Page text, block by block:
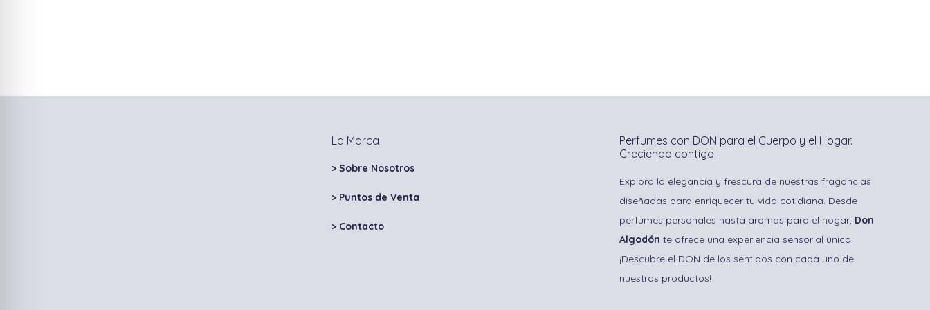
La Marca
> Sobre Nosotros
> Puntos de Venta
> Contacto
Perfumes con DON para el Cuerpo y el Hogar.
Creciendo contigo.
Explora la elegancia y frescura de nuestras fragancias
diseñadas para enriquecer tu vida cotidiana. Desde
perfumes personales hasta aromas para el hogar, Don
Algodón te ofrece una experiencia sensorial única.
¡Descubre el DON de los sentidos con cada uno de
nuestros productos!